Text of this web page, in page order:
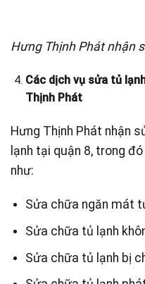
Hưng Thịnh Phát nhận
Các dịch vụ sửa tủ
Thịnh Phát
Hưng Thịnh Phát nhận
lạnh tại quận 8, trong
như:
Sửa chữa ngăn mát
Sửa chữa tủ lạnh
Sửa chữa tủ lạnh bị